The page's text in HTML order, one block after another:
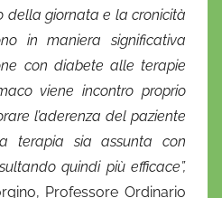
della giornata e la cronicità
in maniera significativa
con diabete alle terapie
viene incontro proprio
l’aderenza del paziente
sia assunta con
quindi più efficace”,
Professore Ordinario